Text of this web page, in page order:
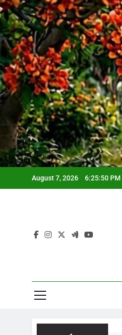
Skip
to
content
August 7, 2026 6:25:52 PM